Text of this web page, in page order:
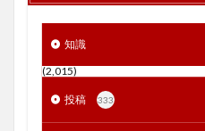
知識
(2,015)
投稿 333